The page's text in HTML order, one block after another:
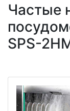
Частые
SPS-